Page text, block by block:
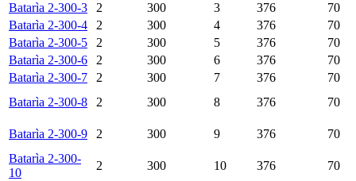
Batarìa 2-300-3 2 300 3 376
70
Batarìa 2-300-4
2 300 4 376
70
Batarìa 2-300-5
2 300 5 376
70
Batarìa 2-300-6
2 300 6 376
70
Batarìa 2-300-7
2 300 7 376
70
Batarìa 2-300-8
2 300 8 376 70
Batarìa 2-300-9 2 300 9 376
70
Batarìa 2-300-
10
2 300 10 376 70